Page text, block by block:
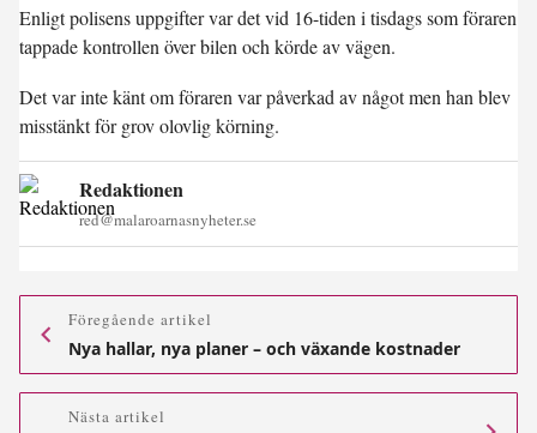
Enligt polisens uppgifter var det vid 16-tiden i tisdags som föraren
tappade kontrollen över bilen och körde av vägen.
Det var inte känt om föraren var påverkad av något men han blev
misstänkt för grov olovlig körning.
Redaktionen
red@malaroarnasnyheter.se
Föregående artikel
Nya hallar, nya planer – och växande kostnader
Nästa artikel